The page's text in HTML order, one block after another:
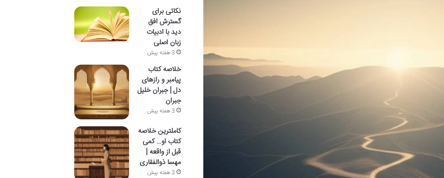
نکاتی برای
گسترش افق
دید با ادبیات
زبان اصلی
3 هفته پیش
خلاصه کتاب
پیامبر و رازهای
دل | جبران خلیل
جبران
3 هفته پیش
کاملترین خلاصه
کتاب او… کمی
قبل از واقعه |
مهسا ذوالفقاری
3 هفته پیش